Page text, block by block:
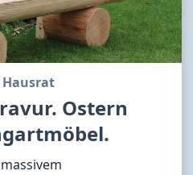
Hausrat
Ostern